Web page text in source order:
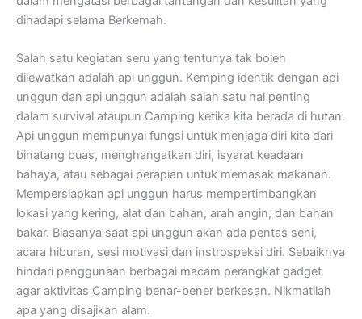
dihadapi selama Berkemah.
Salah satu kegiatan seru yang tentunya tak boleh
dilewatkan adalah api unggun. Kemping identik dengan api
unggun dan api unggun adalah salah satu hal penting
dalam survival ataupun Camping ketika kita berada di hutan.
Api unggun mempunyai fungsi untuk menjaga diri kita dari
binatang buas, menghangatkan diri, isyarat keadaan
bahaya, atau sebagai perapian untuk memasak makanan.
Mempersiapkan api unggun harus mempertimbangkan
lokasi yang kering, alat dan bahan, arah angin, dan bahan
bakar. Biasanya saat api unggun akan ada pentas seni,
acara hiburan, sesi motivasi dan instrospeksi diri. Sebaiknya
hindari penggunaan berbagai macam perangkat gadget
agar aktivitas Camping benar-bener berkesan. Nikmatilah
apa yang disajikan alam.